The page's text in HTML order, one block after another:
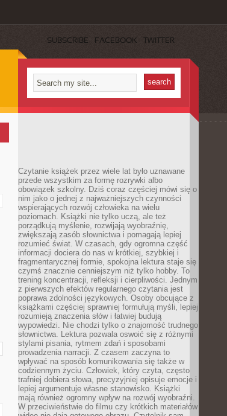
SUBSCRIBE FACEBOOK TWITTER
Czytanie książek przez wiele lat było uznawane
przede wszystkim za formę rozrywki albo
obowiązek szkolny. Dziś coraz częściej mówi się o
nim jako o jednej z najważniejszych czynności
wspierających rozwój człowieka na wielu
poziomach. Książki nie tylko uczą, ale też
porządkują myślenie, rozwijają wyobraźnię,
zwiększają zasób słownictwa i pomagają lepiej
rozumieć świat. W czasach, gdy ogromna część
informacji dociera do nas w krótkiej, szybkiej i
fragmentarycznej formie, spokojna lektura staje się
czymś znacznie cenniejszym niż tylko hobby. To
trening koncentracji, refleksji i cierpliwości. Jednym
z pierwszych efektów regularnego czytania jest
poprawa zdolności językowych. Osoby obcujące z
książkami częściej sprawniej formułują myśli, lepiej
rozumieją znaczenia słów i łatwiej budują
wypowiedzi. Nie chodzi tylko o znajomość trudnego
słownictwa. Lektura pozwala oswoić się z różnymi
stylami pisania, rytmem zdań i sposobami
prowadzenia narracji. Z czasem zaczyna to
wpływać na sposób komunikowania się także w
codziennym życiu. Człowiek, który czyta, często
trafniej dobiera słowa, precyzyjniej opisuje emocje i
lepiej argumentuje własne stanowisko. Książki
mają również ogromny wpływ na rozwój wyobraźni.
W przeciwieństwie do filmu czy krótkich materiałów